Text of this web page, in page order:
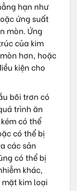
hạn như
ứng suất
mòn. Ứng
của kim
hơn, hoặc
kiện cho
bôi trơn có
trình ăn
có thể
có thể bị
các sản
có thể bị
khác,
kim loại